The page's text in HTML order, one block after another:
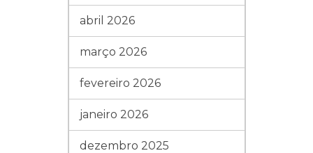
abril 2026
março 2026
fevereiro 2026
janeiro 2026
dezembro 2025